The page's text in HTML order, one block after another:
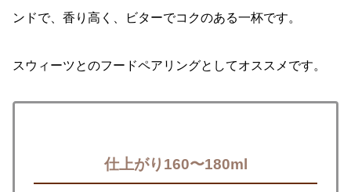
ンドで、香り高く、ビターでコクのある一杯です。
スウィーツとのフードペアリングとしてオススメです。
仕上がり160〜180ml